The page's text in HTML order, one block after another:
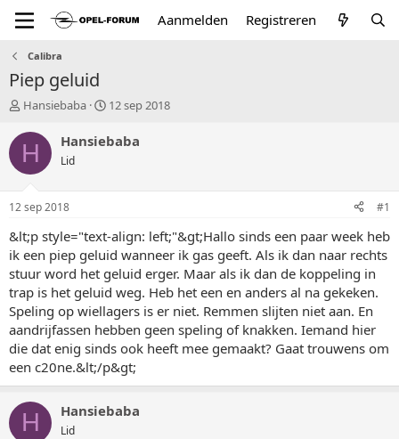
Aanmelden Registreren
Calibra
Piep geluid
T
p
a
r
e
r
Hansiebaba
S
a
u
m
12 sep 2018
H Hansiebaba
Lid
12 sep 2018 #1
&lt;p style="text-align: left;"&gt;Hallo sinds een paar week heb
ik een piep geluid wanneer ik gas geeft. Als ik dan naar rechts
stuur word het geluid erger. Maar als ik dan de koppeling in
trap is het geluid weg. Heb het een en anders al na gekeken.
Speling op wiellagers is er niet. Remmen slijten niet aan. En
aandrijfassen hebben geen speling of knakken. Iemand hier
die dat enig sinds ook heeft mee gemaakt? Gaat trouwens om
een c20ne.&lt;/p&gt;
H Hansiebaba
Lid